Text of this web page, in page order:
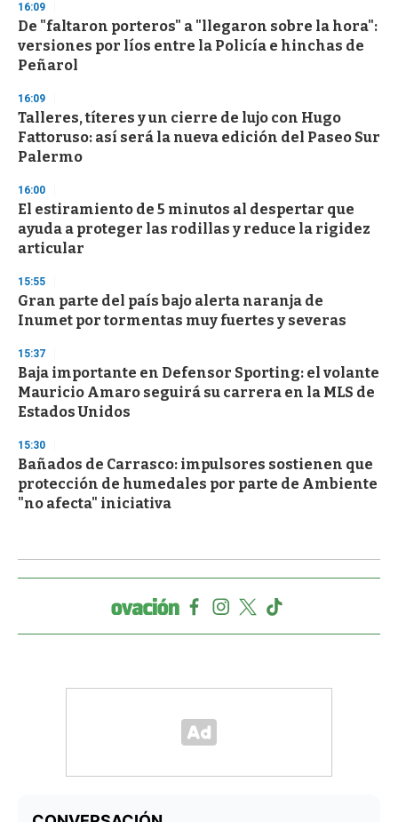
16:09
De "faltaron porteros" a "llegaron sobre la hora":
versiones por líos entre la Policía e hinchas de
Peñarol
16:09
Talleres, títeres y un cierre de lujo con Hugo
Fattoruso: así será la nueva edición del Paseo Sur
Palermo
16:00
El estiramiento de 5 minutos al despertar que
ayuda a proteger las rodillas y reduce la rigidez
articular
15:55
Gran parte del país bajo alerta naranja de
Inumet por tormentas muy fuertes y severas
15:37
Baja importante en Defensor Sporting: el volante
Mauricio Amaro seguirá su carrera en la MLS de
Estados Unidos
15:30
Bañados de Carrasco: impulsores sostienen que
protección de humedales por parte de Ambiente
"no afecta" iniciativa